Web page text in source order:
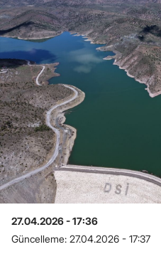
27.04.2026 - 17:36
Güncelleme: 27.04.2026 - 17:37